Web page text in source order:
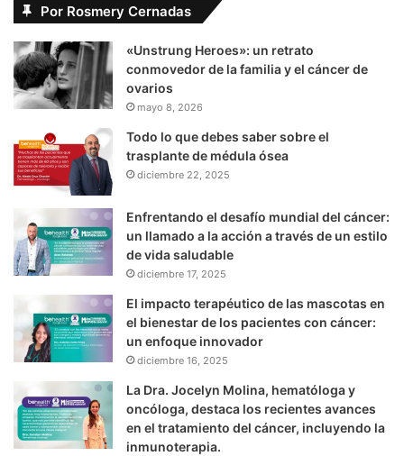
Por Rosmery Cernadas
«Unstrung Heroes»: un retrato
conmovedor de la familia y el cáncer de
ovarios
mayo 8, 2026
Todo lo que debes saber sobre el
trasplante de médula ósea
diciembre 22, 2025
Enfrentando el desafío mundial del cáncer:
un llamado a la acción a través de un estilo
de vida saludable
diciembre 17, 2025
El impacto terapéutico de las mascotas en
el bienestar de los pacientes con cáncer:
un enfoque innovador
diciembre 16, 2025
La Dra. Jocelyn Molina, hematóloga y
oncóloga, destaca los recientes avances
en el tratamiento del cáncer, incluyendo la
inmunoterapia.